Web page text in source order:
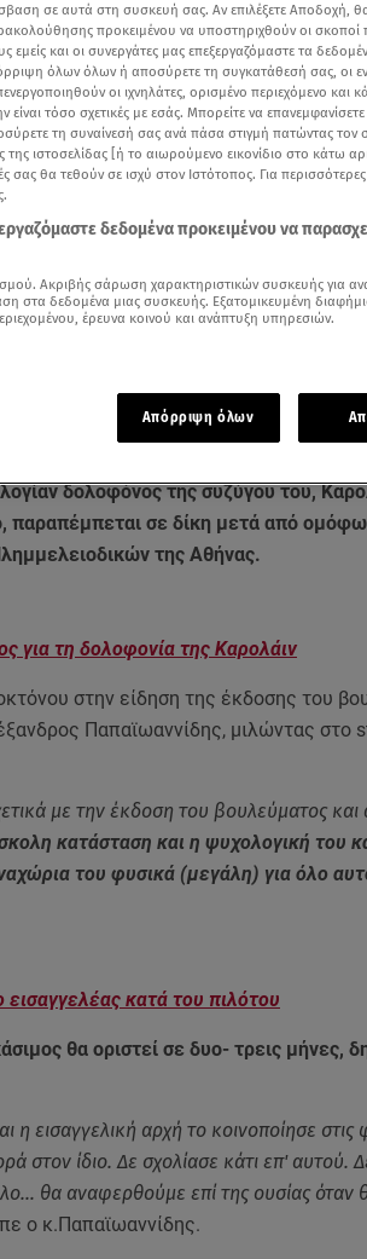
άρθρα μας στα αποτελέσματα αναζήτησης
Παπαϊωαννίδης, στο star.gr για την έκδοση
δολοφόνος της συζύγου του,
παραπέμπεται σε δίκη μετά από
της Αθήνας.
για τη δολοφονία της Καρολάιν
στην είδηση της έκδοσης του
Παπαϊωαννίδης, μιλώντας στο
με την έκδοση του βουλεύματος και
κατάσταση και η ψυχολογική του
του φυσικά (μεγάλη) για όλο
κατά του πιλότου
θα οριστεί σε δυο- τρεις μήνες,
εισαγγελική αρχή το κοινοποίησε στις
στον ίδιο. Δε σχολίασε κάτι επ' αυτού.
θα αναφερθούμε επί της ουσίας όταν
ο κ.Παπαϊωαννίδης.
σε αυτά στη συσκευή σας. Αν επιλέξετε Αποδοχή,
προκειμένου να υποστηριχθούν οι σκοποί
εμείς και οι συνεργάτες μας επεξεργαζόμαστε τα
όλων όλων ή αποσύρετε τη συγκατάθεσή σας, οι
οι ιχνηλάτες, ορισμένο περιεχόμενο και
είναι τόσο σχετικές με εσάς. Μπορείτε να
τη συναίνεσή σας ανά πάσα στιγμή πατώντας τον
ιστοσελίδας [ή το αιωρούμενο εικονίδιο στο κάτω
σας θα τεθούν σε ισχύ στον Ιστότοπος. Για
δεδομένα προκειμένου να
Ακριβής σάρωση χαρακτηριστικών συσκευής για
στα δεδομένα μιας συσκευής. Εξατομικευμένη
έρευνα κοινού και ανάπτυξη υπηρεσιών.
Απόρριψη όλων